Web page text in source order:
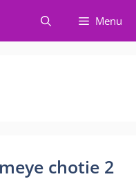
Menu
meye chotie 2